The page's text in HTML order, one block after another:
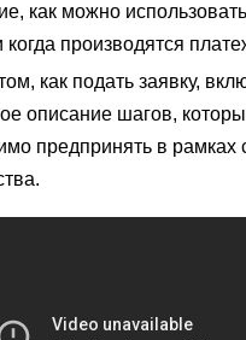
как можно использовать
когда производятся
как подать заявку,
описание шагов,
предпринять в рамках